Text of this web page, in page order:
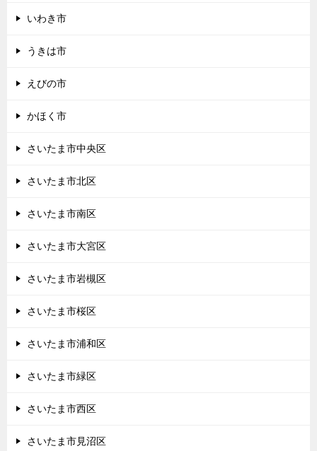
いわき市
うきは市
えびの市
かほく市
さいたま市中央区
さいたま市北区
さいたま市南区
さいたま市大宮区
さいたま市岩槻区
さいたま市桜区
さいたま市浦和区
さいたま市緑区
さいたま市西区
さいたま市見沼区